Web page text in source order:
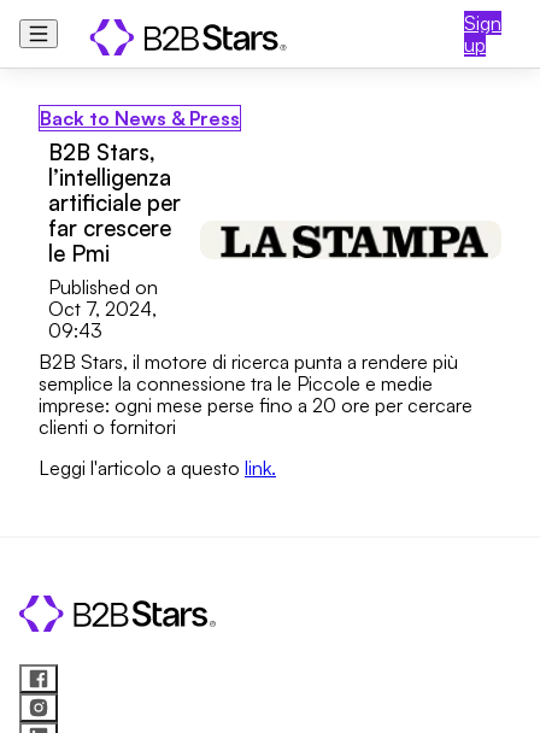
Sign
up
Back to News & Press
B2B Stars,
l’intelligenza
artificiale per
far crescere
le Pmi
Published on
Oct 7, 2024,
09:43
B2B Stars, il motore di ricerca punta a rendere più
semplice la connessione tra le Piccole e medie
imprese: ogni mese perse fino a 20 ore per cercare
clienti o fornitori
Leggi l'articolo a questo link.